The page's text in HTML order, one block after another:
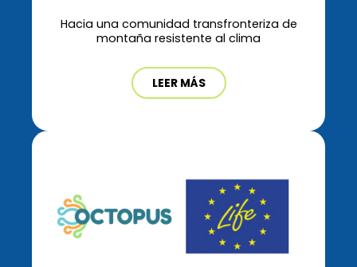
Hacia una comunidad transfronteriza de
montaña resistente al clima
LEER MÁS